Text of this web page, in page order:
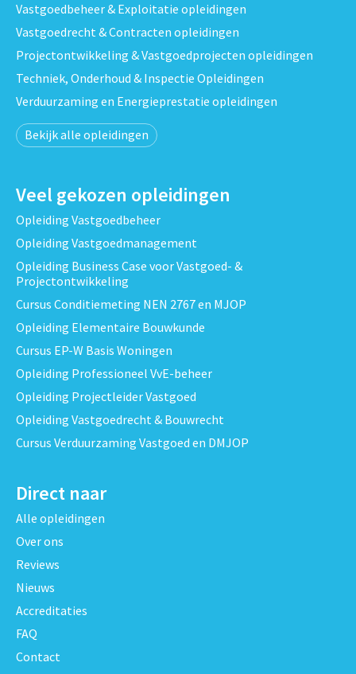
Vastgoedbeheer & Exploitatie opleidingen
Vastgoedrecht & Contracten opleidingen
Projectontwikkeling & Vastgoedprojecten opleidingen
Techniek, Onderhoud & Inspectie Opleidingen
Verduurzaming en Energieprestatie opleidingen
Bekijk alle opleidingen
Veel gekozen opleidingen
Opleiding Vastgoedbeheer
Opleiding Vastgoedmanagement
Opleiding Business Case voor Vastgoed- &
Projectontwikkeling
Cursus Conditiemeting NEN 2767 en MJOP
Opleiding Elementaire Bouwkunde
Cursus EP-W Basis Woningen
Opleiding Professioneel VvE-beheer
Opleiding Projectleider Vastgoed
Opleiding Vastgoedrecht & Bouwrecht
Cursus Verduurzaming Vastgoed en DMJOP
Direct naar
Alle opleidingen
Over ons
Reviews
Nieuws
Accreditaties
FAQ
Contact